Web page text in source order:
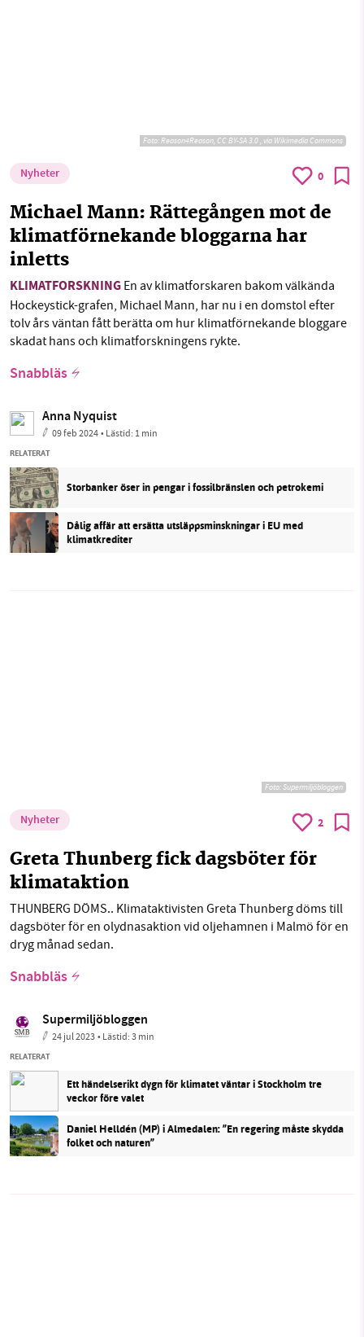
Foto:Reason4Reason, CC BY-SA 3.0, via Wikimedia Commons
Nyheter 0
Michael Mann: Rättegången mot de
klimatförnekande bloggarna har
inletts
KLIMATFORSKNING En av klimatforskaren bakom välkända
Hockeystick-grafen, Michael Mann, har nu i en domstol efter
tolv års väntan fått berätta om hur klimatförnekande bloggare
skadat hans och klimatforskningens rykte.
Snabbläs
Anna Nyquist
09 feb 2024• Lästid: 1 min
RELATERAT
Storbanker öser in pengar i fossilbränslen och petrokemi
Dålig affär att ersätta utsläppsminskningar i EU med
klimatkrediter
Foto: Supermiljöbloggen
Nyheter 2
Greta Thunberg fick dagsböter för
klimataktion
THUNBERG DÖMS.. Klimataktivisten Greta Thunberg döms till
dagsböter för en olydnasaktion vid oljehamnen i Malmö för en
dryg månad sedan.
Snabbläs
Supermiljöbloggen
24 jul 2023• Lästid:3 min
RELATERAT
Ett händelserikt dygn för klimatet väntar i Stockholm tre
veckor före valet
Daniel Helldén (MP) i Almedalen: ”En regering måste skydda
folket och naturen”